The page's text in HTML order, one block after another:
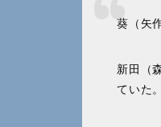
葵（矢
新田（
ていた。